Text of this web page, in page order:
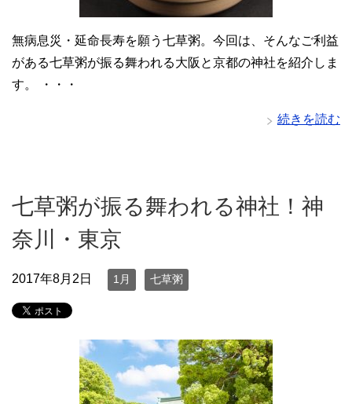
無病息災・延命長寿を願う七草粥。今回は、そんなご利益
がある七草粥が振る舞われる大阪と京都の神社を紹介しま
す。 ・・・
続きを読む
七草粥が振る舞われる神社！神
奈川・東京
2017年8月2日 1月 七草粥